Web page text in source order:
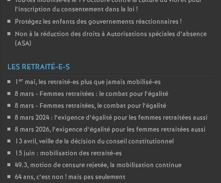
l’inscription du consentement dans la loi !
Protégez les enfants des gouvernements réactionnaires !
Non à la réduction des droits à Autorisations spéciales d’absence
(ASA)
LES RETRAITÉ-E-S
1 er mai, les retraité-es plus que jamais mobilisé-es
8 mars - Femmes retraitées : le combat pour l’égalité
8 mars - Femmes retraitées, le combat pour l’égalité
8 mars 2024 : l’exigence d’égalité pour les femmes retraitées aussi
8 mars 2026, l’exigence d’égalité pour les femmes retraitées aussi
13 avril, veille de la décision du conseil constitutionnel
15 juin : mobilisation des retraité-es
49.3, motion de censure rejetée, la mobilisation continue
64 ans, c’est non ! mais pas seulement